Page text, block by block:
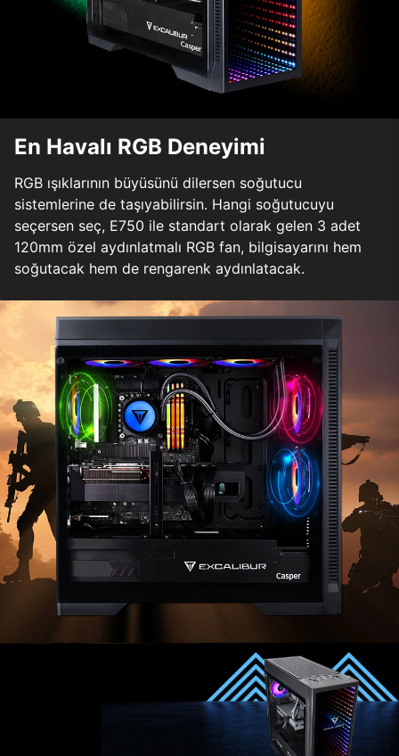
En Havalı RGB Deneyimi
RGB ışıklarının büyüsünü dilersen soğutucu
sistemlerine de taşıyabilirsin. Hangi soğutucuyu
seçersen seç, E750 ile standart olarak gelen 3 adet
120mm özel aydınlatmalı RGB fan, bilgisayarını hem
soğutacak hem de rengarenk aydınlatacak.